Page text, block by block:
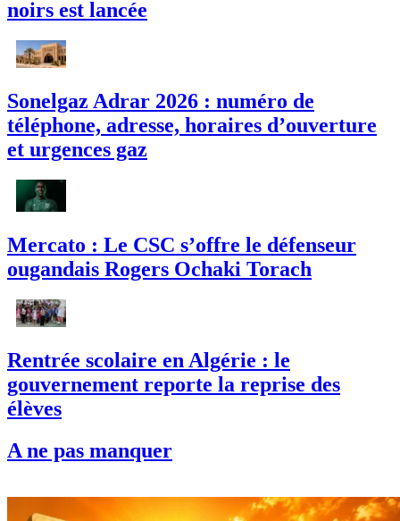
noirs est lancée
Sonelgaz Adrar 2026 : numéro de
téléphone, adresse, horaires d’ouverture
et urgences gaz
Mercato : Le CSC s’offre le défenseur
ougandais Rogers Ochaki Torach
Rentrée scolaire en Algérie : le
gouvernement reporte la reprise des
élèves
A ne pas manquer